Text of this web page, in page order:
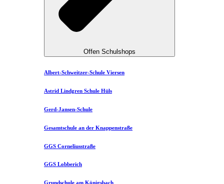
Offen Schulshops
Albert-Schweitzer-Schule Viersen
Astrid Lindgren Schule Hüls
Gerd-Jansen-Schule
Gesamtschule an der Knappenstraße
GGS Corneliusstraße
GGS Lobberich
Grundschule am Königsbach